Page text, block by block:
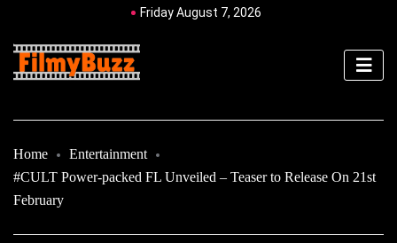
Friday August 7, 2026
Home
Entertainment
#CULT Power-packed FL Unveiled – Teaser to Release On 21st
February